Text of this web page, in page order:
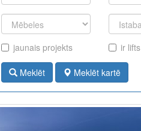
jaunais projekts ir lifts
Meklēt Meklēt kartē